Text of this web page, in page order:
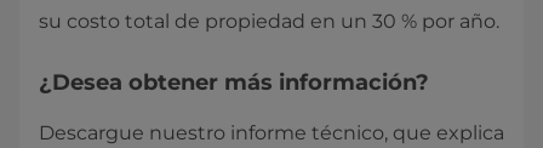
su costo total de propiedad en un 30 % por año.
¿Desea obtener más información?
Descargue nuestro informe técnico, que explica